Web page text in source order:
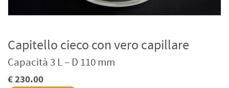
Capitello cieco con vero capillare
Capacità 3 L – D 110 mm
€ 230.00